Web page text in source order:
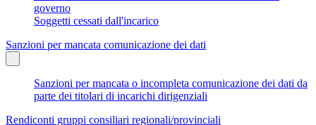
governo
Soggetti cessati dall'incarico
Sanzioni per mancata comunicazione dei dati
Sanzioni per mancata o incompleta comunicazione dei dati da
parte dei titolari di incarichi dirigenziali
Rendiconti gruppi consiliari regionali/provinciali